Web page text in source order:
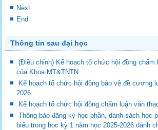
Next
End
Thông tin sau đại học
(Điều chỉnh) Kế hoạch tổ chức hội đồng chấm
của Khoa MT&TNTN
Kế hoạch tổ chức hội đồng bảo vệ đề cương
2026.
Kế hoạch tổ chức hội đồng chấm luận văn
Thông báo đăng ký học phần, danh sách học
biểu trong học kỳ 1 năm học 2025-2026 dành